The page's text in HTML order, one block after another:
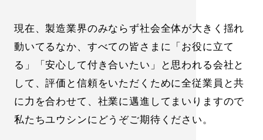
現在、製造業界のみならず社会全体が大きく揺れ
動いてるなか、 すべての皆さまに「お役に立て
る」「安心して付き合いたい」と思われる会社と
して、評価と信頼をいただくために全従業員と共
に力を合わせて、社業に邁進してまいりますので
私たちユウシンにどうぞご期待ください。